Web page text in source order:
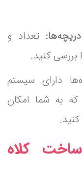
تعداد و
کنید.
دارای سیستم
به شما امکان
کلاه